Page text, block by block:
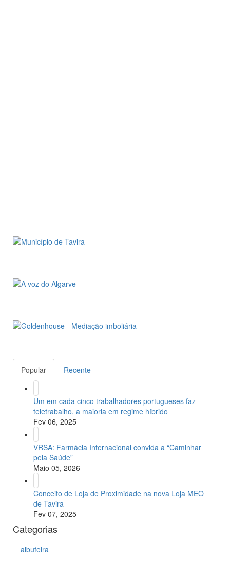
Popular Recente
Um em cada cinco trabalhadores portugueses faz
teletrabalho, a maioria em regime híbrido
Fev 06, 2025
VRSA: Farmácia Internacional convida a “Caminhar
pela Saúde”
Maio 05, 2026
Conceito de Loja de Proximidade na nova Loja MEO
de Tavira
Fev 07, 2025
Categorias
albufeira